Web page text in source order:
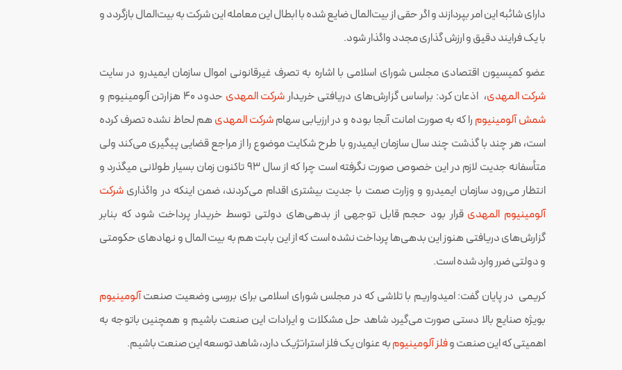
دارای شائبه این امر بپردازند و اگر حقی از بیت‌المال ضایع شده با ابطال این معامله این شرکت به بیت‌المال بازگردد و
با یک فرایند دقیق و ارزش گذاری مجدد واگذار شود.
عضو کمیسیون اقتصادی مجلس شورای اسلامی با اشاره به تصرف غیرقانونی اموال سازمان ایمیدرو در سایت
شرکت المهدی، اذعان کرد: براساس گزارش‌های دریافتی خریدارشرکت المهدی حدود ۴۰ هزارتن آلومینیوم و
شمش آلومینیوم را که به صورت امانت آنجا بوده و در ارزیابی سهامشرکت المهدی هم لحاظ نشده تصرف کرده
است، هر چند با گذشت چند سال سازمان ایمیدرو با طرح شکایت موضوع را از مراجع قضایی پیگیری می‌کند ولی
متأسفانه جدیت لازم در این خصوص صورت نگرفته است چرا که از سال ۹۳ تاکنون زمان بسیار طولانی می‎گذرد و
انتظار می‌رود سازمان ایمیدرو و وزارت صمت با جدیت بیشتری اقدام می‌کردند، ضمن اینکه در واگذاری شرکت
آلومینیوم المهدی قرار بود حجم قابل توجهی از بدهی‌های دولتی توسط خریدار پرداخت شود که بنابر
گزارش‌های دریافتی هنوز این بدهی‌ها پرداخت نشده است که از این بابت هم به بیت المال و نهادهای حکومتی
و دولتی ضرر وارد شده است.
کریمی در پایان گفت: امیدواریم با تلاشی که در مجلس شورای اسلامی برای بررسی وضعیت صنعتآلومینیوم
بویژه صنایع بالا دستی صورت می‌گیرد شاهد حل مشکلات و ایرادات این صنعت باشیم و همچنین باتوجه به
اهمیتی که این صنعت وفلز آلومینیومبه عنوان یک فلز استراتژیک دارد، شاهد توسعه این صنعت باشیم.